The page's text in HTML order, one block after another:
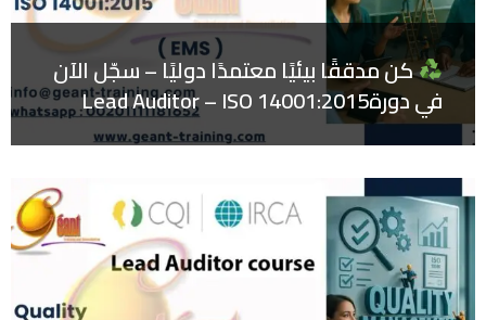
كن مدققًا بيئيًا معتمدًا دوليًا – سجّل الآن
في دورةLead Auditor – ISO 14001:2015